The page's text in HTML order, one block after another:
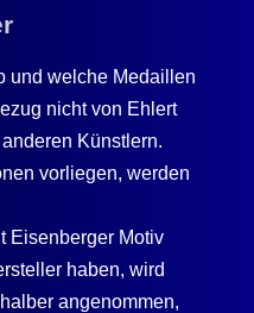
und welche Medaillen
nicht von Ehlert
Künstlern.
vorliegen, werden
Eisenberger Motiv
haben, wird
angenommen,